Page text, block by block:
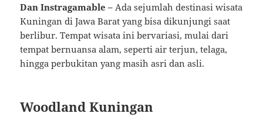
Dan Instragamable – Ada sejumlah destinasi wisata
Kuningan di Jawa Barat yang bisa dikunjungi saat
berlibur. Tempat wisata ini bervariasi, mulai dari
tempat bernuansa alam, seperti air terjun, telaga,
hingga perbukitan yang masih asri dan asli.
Woodland Kuningan